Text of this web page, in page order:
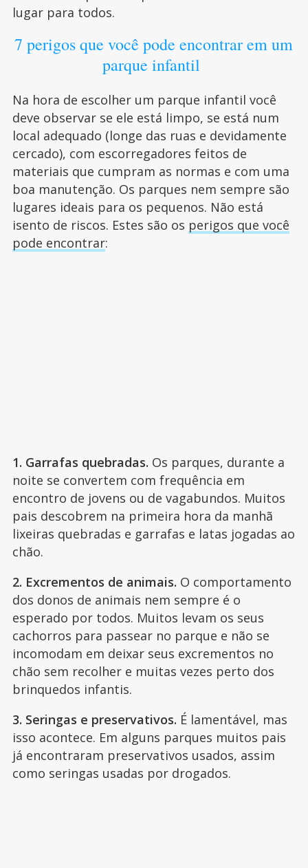
lugar para todos.
7 perigos que você pode encontrar em um
parque infantil
Na hora de escolher um parque infantil você
deve observar se ele está limpo, se está num
local adequado (longe das ruas e devidamente
cercado), com escorregadores feitos de
materiais que cumpram as normas e com uma
boa manutenção. Os parques nem sempre são
lugares ideais para os pequenos. Não está
isento de riscos. Estes são os perigos que você
pode encontrar:
1. Garrafas quebradas. Os parques, durante a
noite se convertem com frequência em
encontro de jovens ou de vagabundos. Muitos
pais descobrem na primeira hora da manhã
lixeiras quebradas e garrafas e latas jogadas ao
chão.
2. Excrementos de animais. O comportamento
dos donos de animais nem sempre é o
esperado por todos. Muitos levam os seus
cachorros para passear no parque e não se
incomodam em deixar seus excrementos no
chão sem recolher e muitas vezes perto dos
brinquedos infantis.
3. Seringas e preservativos. É lamentável, mas
isso acontece. Em alguns parques muitos pais
já encontraram preservativos usados, assim
como seringas usadas por drogados.